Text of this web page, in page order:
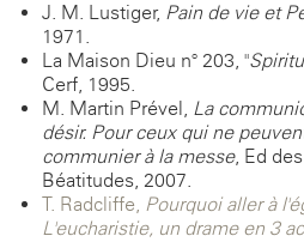
J. M. Lustiger, Pain de vie et
1971.
La Maison Dieu n° 203, "
Cerf, 1995.
M. Martin-Prével, La
désir. Pour ceux qui ne
communier à la messe, Ed des
Béatitudes, 2007.
T. Radcliffe, Pourquoi aller à
L'eucharistie, un drame en 3